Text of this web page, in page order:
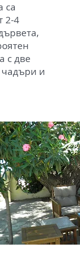
са
2-4
с две
чадъри и